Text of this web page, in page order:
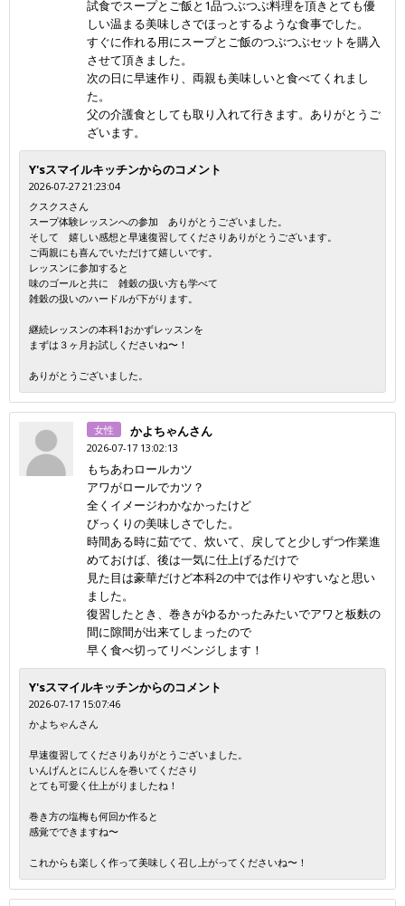
試食でスープとご飯と1品つぶつぶ料理を頂きとても優
しい温まる美味しさでほっとするような食事でした。
すぐに作れる用にスープとご飯のつぶつぶセットを購入
させて頂きました。
次の日に早速作り、両親も美味しいと食べてくれまし
た。
父の介護食としても取り入れて行きます。ありがとうご
ざいます。
Y'sスマイルキッチンからのコメント
2026-07-27 21:23:04
クスクスさん
スープ体験レッスンへの参加 ありがとうございました。
そして 嬉しい感想と早速復習してくださりありがとうございます。
ご両親にも喜んでいただけて嬉しいです。
レッスンに参加すると
味のゴールと共に 雑穀の扱い方も学べて
雑穀の扱いのハードルが下がります。
継続レッスンの本科1おかずレッスンを
まずは３ヶ月お試しくださいね〜！
ありがとうございました。
女性 かよちゃんさん
2026-07-17 13:02:13
もちあわロールカツ
アワがロールでカツ？
全くイメージわかなかったけど
びっくりの美味しさでした。
時間ある時に茹でて、炊いて、戻してと少しずつ作業進
めておけば、後は一気に仕上げるだけで
見た目は豪華だけど本科2の中では作りやすいなと思い
ました。
復習したとき、巻きがゆるかったみたいでアワと板麩の
間に隙間が出来てしまったので
早く食べ切ってリベンジします！
Y'sスマイルキッチンからのコメント
2026-07-17 15:07:46
かよちゃんさん
早速復習してくださりありがとうございました。
いんげんとにんじんを巻いてくださり
とても可愛く仕上がりましたね！
巻き方の塩梅も何回か作ると
感覚でできますね〜
これからも楽しく作って美味しく召し上がってくださいね〜！